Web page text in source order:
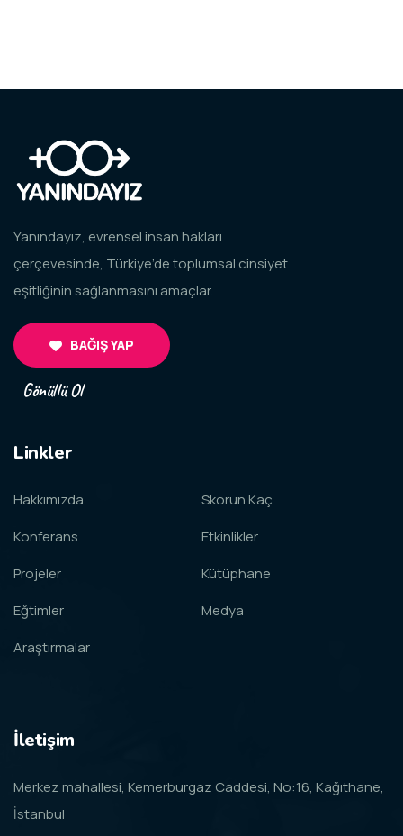
Yanındayız, evrensel insan hakları
çerçevesinde, Türkiye’de toplumsal cinsiyet
eşitliğinin sağlanmasını amaçlar.
BAĞIŞ YAP
Gönüllü Ol
Linkler
Hakkımızda
Konferans
Projeler
Eğtimler
Araştırmalar
Skorun Kaç
Etkinlikler
Kütüphane
Medya
İletişim
Merkez mahallesi, Kemerburgaz Caddesi, No:16, Kağıthane,
İstanbul